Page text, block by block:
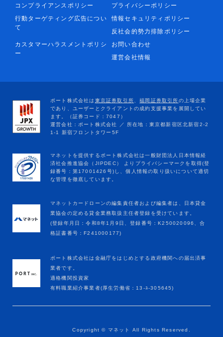
コンプライアンスポリシー
プライバシーポリシー
行動ターゲティング広告につい
て
情報セキュリティポリシー
反社会的勢力排除ポリシー
カスタマーハラスメントポリシ
ー
お問い合わせ
運営会社情報
マネットカードローンの編集責任者および編集者は、日本貸金
業協会の定める貸金業務取扱主任者登録を受けています。
(登録年月日：令和8年1月9日、登録番号：K250020096、合
格証書番号：F241000177)
ポート株式会社は金融庁をはじめとする政府機関への届出済事
業者です。
適格機関投資家
有料職業紹介事業者(厚生労働省：13-ﾕ-305645)